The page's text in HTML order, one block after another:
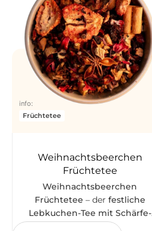
info:
Früchtetee
Weihnachtsbeerchen
Früchtetee
Weihnachtsbeerchen
Früchtetee – der festliche
Lebkuchen-Tee mit Schärfe-
. Zimtstangen, Sternanis,
6,50€